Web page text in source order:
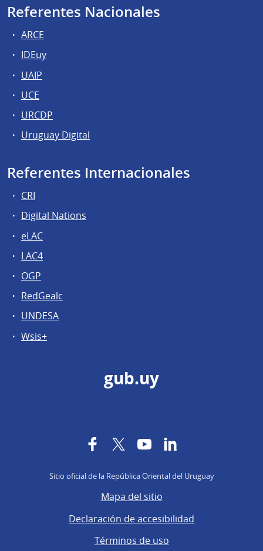
Referentes Nacionales
ARCE
IDEuy
UAIP
UCE
URCDP
Uruguay Digital
Referentes Internacionales
CRI
Digital Nations
eLAC
LAC4
OGP
RedGealc
UNDESA
Wsis+
gub.uy
FacebookTwitterYouTube
Sitio oficial de la República Oriental del Uruguay
Mapa del sitio
Declaración de accesibilidad
Términos de uso